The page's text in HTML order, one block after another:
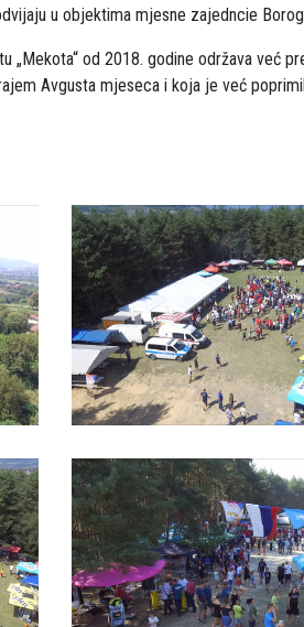
u objektima mjesne zajedncie
od 2018. godine održava već
Avgusta mjeseca i koja je već